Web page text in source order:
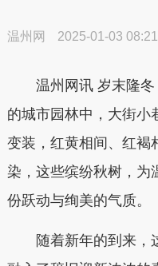
温州网 2025-01-03
温州网讯 岁末隆冬
的城市园林中，大街小
变装 ，红黄相间、红
染，这些缤纷秋树，为
份跃动与绚美的气质。
随着新年的到来，